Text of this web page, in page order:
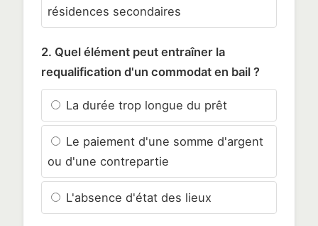
résidences secondaires
2. Quel élément peut entraîner la
requalification d'un commodat en bail ?
La durée trop longue du prêt
Le paiement d'une somme d'argent
ou d'une contrepartie
L'absence d'état des lieux